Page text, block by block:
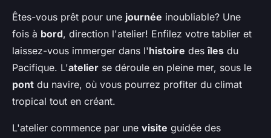
Êtes-vous prêt pour une journée inoubliable? Une
fois à bord, direction l'atelier! Enfilez votre tablier et
laissez-vous immerger dans l'histoire desîles du
Pacifique. L'atelier se déroule en pleine mer, sous le
pont du navire, où vous pourrez profiter du climat
tropical tout en créant.
L'atelier commence par une visite guidée des